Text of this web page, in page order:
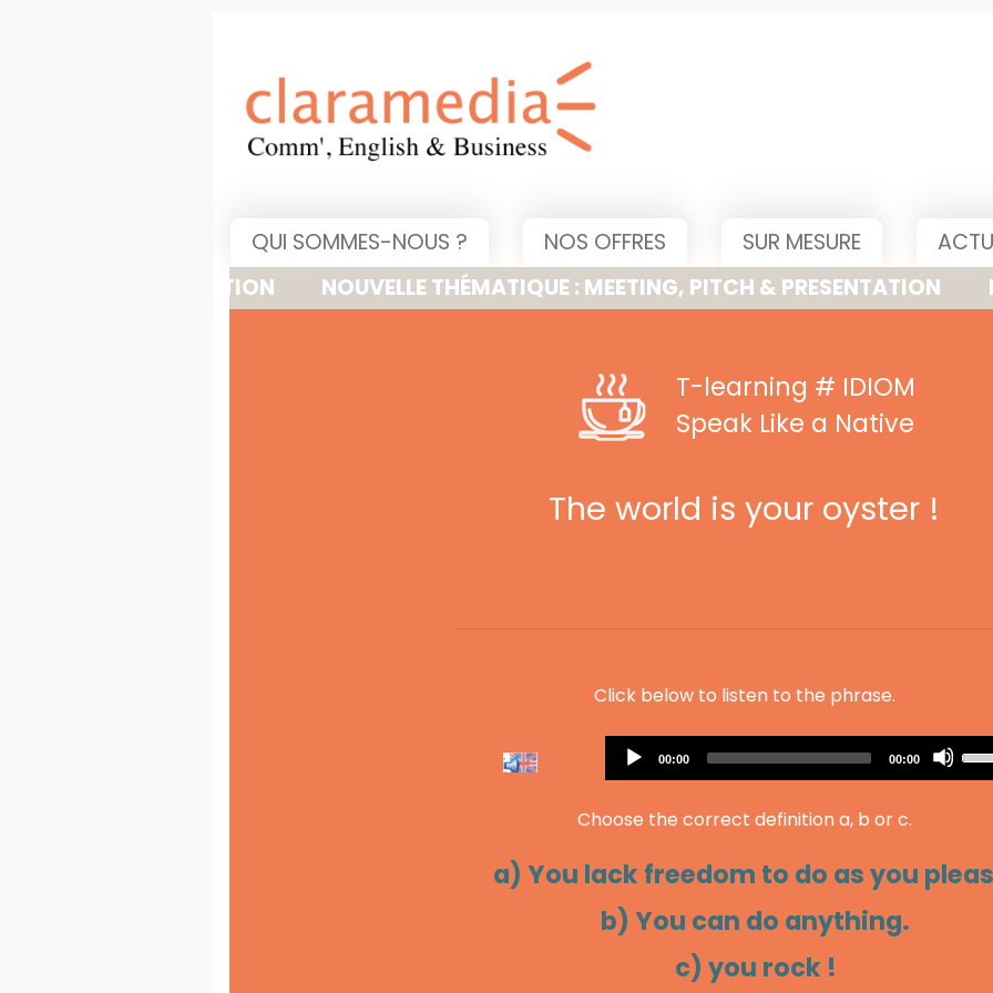
QUI SOMMES-NOUS ? NOS OFFRES SUR MESURE
NOUVELLE THÉMATIQUE : MEETING, PITCH & PRESENTATION
T-learning # IDIOM
Speak Like a Native
The world is your oyster !
Click below to listen to the phrase.
Audio
Player
Current
00:00
Total
00:00
Choose the correct definition a, b or c.
a) You lack freedom to do as you
b) You can do anything.
c) you rock !